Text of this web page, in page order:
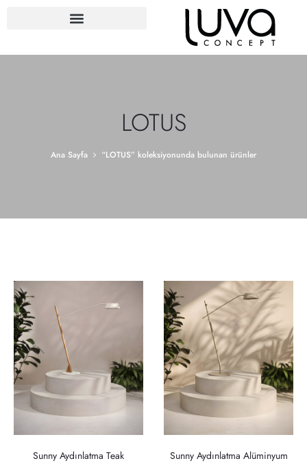
LOTUS
Ana Sayfa “LOTUS” koleksiyonunda bulunan ürünler
Sunny Aydınlatma Teak Sunny Aydınlatma Alüminyum